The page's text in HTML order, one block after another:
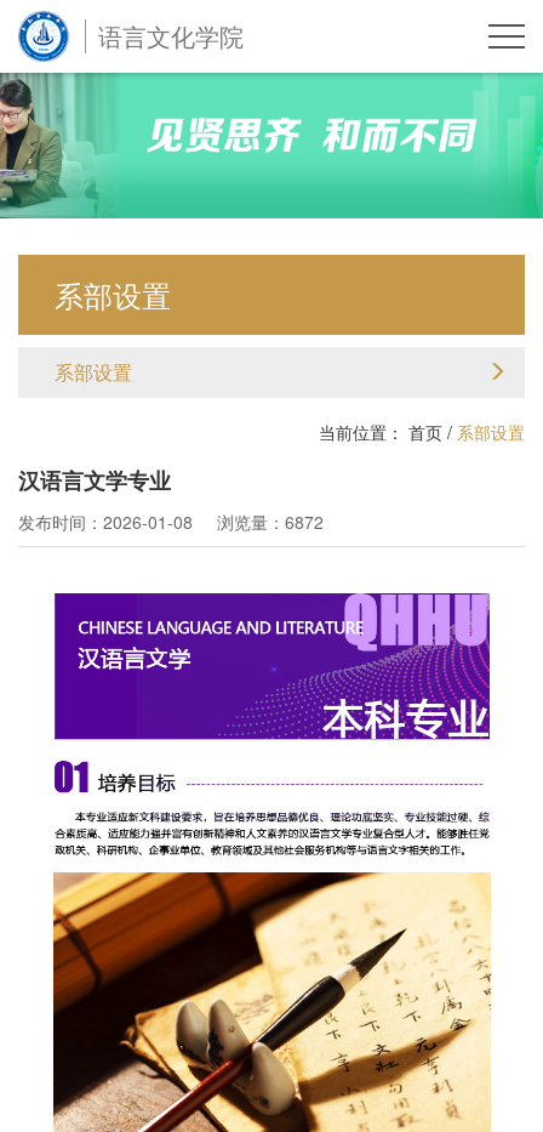
语言文化学院
系部设置
系部设置
当前位置： 首页 / 系部设置
汉语言文学专业
发布时间：2026-01-08 浏览量：6872